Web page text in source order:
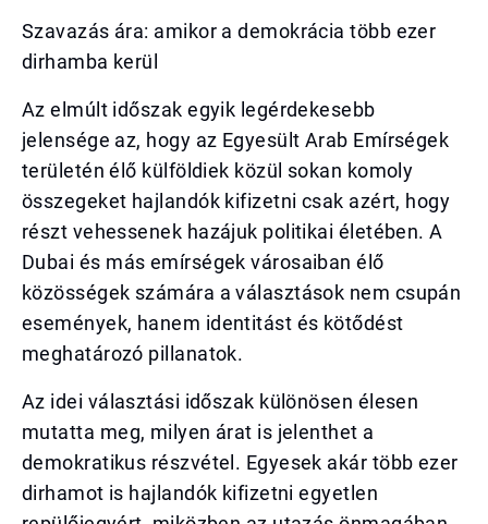
Szavazás ára: amikor a demokrácia több ezer
dirhamba kerül
Az elmúlt időszak egyik legérdekesebb
jelensége az, hogy az Egyesült Arab Emírségek
területén élő külföldiek közül sokan komoly
összegeket hajlandók kifizetni csak azért, hogy
részt vehessenek hazájuk politikai életében. A
Dubai és más emírségek városaiban élő
közösségek számára a választások nem csupán
események, hanem identitást és kötődést
meghatározó pillanatok.
Az idei választási időszak különösen élesen
mutatta meg, milyen árat is jelenthet a
demokratikus részvétel. Egyesek akár több ezer
dirhamot is hajlandók kifizetni egyetlen